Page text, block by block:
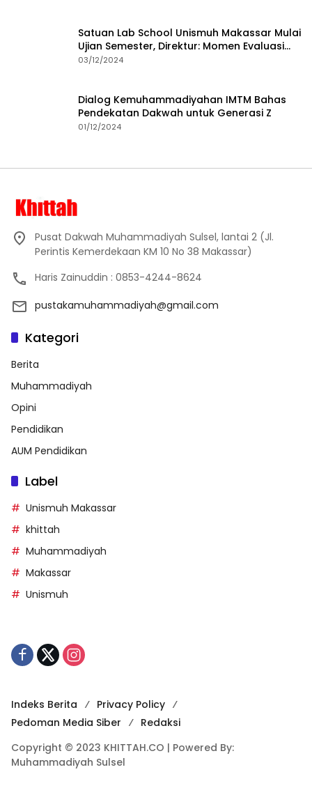
Satuan Lab School Unismuh Makassar Mulai
Ujian Semester, Direktur: Momen Evaluasi
Proses Pembelajaran
03/12/2024
Dialog Kemuhammadiyahan IMTM Bahas
Pendekatan Dakwah untuk Generasi Z
01/12/2024
Pusat Dakwah Muhammadiyah Sulsel, lantai 2 (Jl.
Perintis Kemerdekaan KM 10 No 38 Makassar)
Haris Zainuddin : 0853-4244-8624
pustakamuhammadiyah@gmail.com
Kategori
Berita
Muhammadiyah
Opini
Pendidikan
AUM Pendidikan
Label
Unismuh Makassar
khittah
Muhammadiyah
Makassar
Unismuh
Indeks Berita
Privacy Policy
Pedoman Media Siber
Redaksi
Copyright © 2023 KHITTAH.CO | Powered By:
Muhammadiyah Sulsel